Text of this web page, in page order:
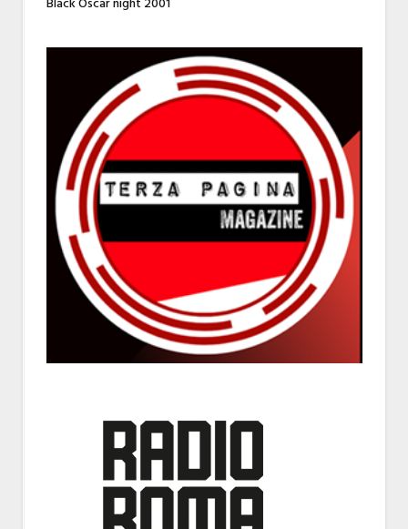
Black Oscar night 2001